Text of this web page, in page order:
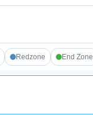
Redzone End Zone